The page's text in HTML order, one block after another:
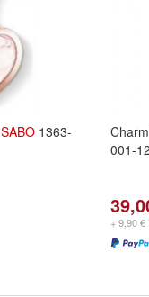
SABO 1363-
Charm
001-12
+ 9,90 €